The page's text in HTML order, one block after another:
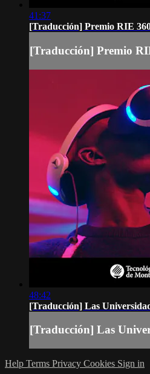
41:37
[Traducción] Premio RIE
[Traducción] Premio
48:42
[Traducción] Las
[Traducción] Las
Help Terms Privacy Cookies Sign in